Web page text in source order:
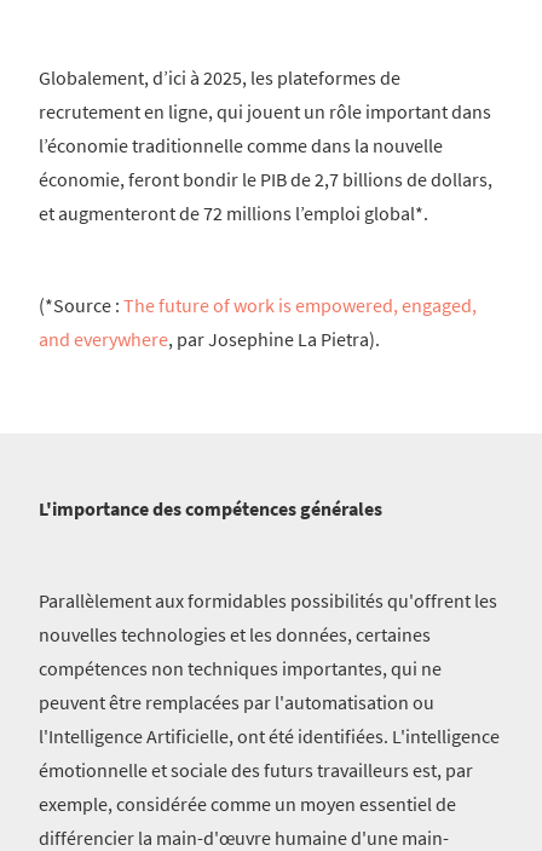
Globalement, d’ici à 2025, les plateformes de
recrutement en ligne, qui jouent un rôle important dans
l’économie traditionnelle comme dans la nouvelle
économie, feront bondir le PIB de 2,7 billions de dollars,
et augmenteront de 72 millions l’emploi global*.
(*Source : The future of work is empowered, engaged,
and everywhere, par Josephine La Pietra).
L'importance des compétences générales
Parallèlement aux formidables possibilités qu'offrent les
nouvelles technologies et les données, certaines
compétences non techniques importantes, qui ne
peuvent être remplacées par l'automatisation ou
l'Intelligence Artificielle, ont été identifiées. L'intelligence
émotionnelle et sociale des futurs travailleurs est, par
exemple, considérée comme un moyen essentiel de
différencier la main-d'œuvre humaine d'une main-